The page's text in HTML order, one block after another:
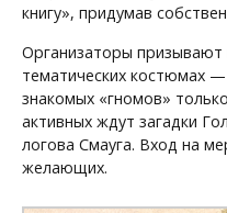
книгу», придумав
Организаторы призывают
тематических костюмах
знакомых «гномов»
активных ждут загадки
логова Смауга. Вход на
желающих.